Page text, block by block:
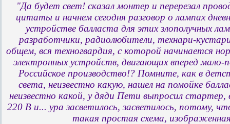
"Да будет свет! сказал монтер и перерезал
цитаты и начнем сегодня разговор о лампах
устройстве балласта для этих злополучных
разработчики, радиолюбители, технари-
общем, вся техногвардия, с которой начинается
электронных устройств, двигающих вперед мало-
Российское производство!? Помните, как в
света, неизвестно какую, нашел на помойке
неизвестно какой, у дяди Пети выпросил стартер,
220 В и... ура засветилось, засветилось, потому,
такая простая схема,